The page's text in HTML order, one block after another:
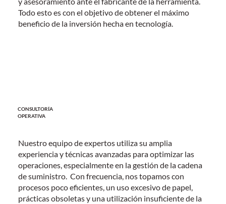
Todo esto es con el objetivo de obtener el máximo
beneficio de la inversión hecha en tecnología.
CONSULTORÍA
OPERATIVA
Nuestro equipo de expertos utiliza su amplia
experiencia y técnicas avanzadas para optimizar las
operaciones, especialmente en la gestión de lacadena
de suministro. Con frecuencia, nos topamos con
procesos poco eficientes, un uso excesivo de papel,
prácticas obsoletas y una utilización insuficiente de la